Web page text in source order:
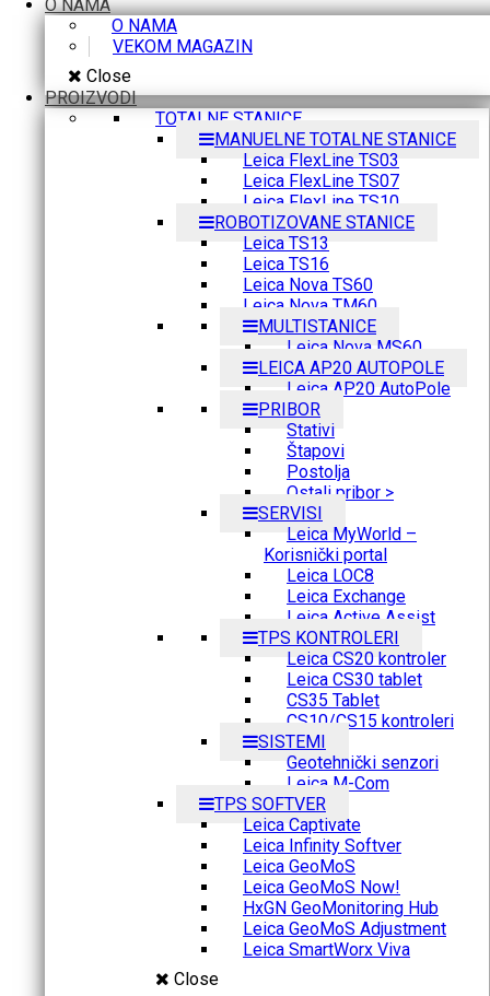
O NAMA
O NAMA
VEKOM MAGAZIN
Close
PROIZVODI
TOTALNE STANICE
MANUELNE TOTALNE STANICE
Leica FlexLine TS03
Leica FlexLine TS07
Leica FlexLine TS10
ROBOTIZOVANE STANICE
Leica TS13
Leica TS16
Leica Nova TS60
Leica Nova TM60
MULTISTANICE
Leica Nova MS60
LEICA AP20 AUTOPOLE
Leica AP20 AutoPole
PRIBOR
Stativi
Štapovi
Postolja
Ostali pribor >
SERVISI
Leica MyWorld –
Korisnički portal
Leica LOC8
Leica Exchange
Leica Active Assist
TPS KONTROLERI
Leica CS20 kontroler
Leica CS30 tablet
CS35 Tablet
CS10/CS15 kontroleri
SISTEMI
Geotehnički senzori
Leica M-Com
TPS SOFTVER
Leica Captivate
Leica Infinity Softver
Leica GeoMoS
Leica GeoMoS Now!
HxGN GeoMonitoring Hub
Leica GeoMoS Adjustment
Leica SmartWorx Viva
Close